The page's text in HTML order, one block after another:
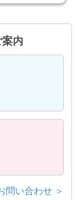
内
問い合わせ ＞